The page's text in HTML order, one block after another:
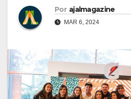
Por ajalmagazine
MAR 6, 2024